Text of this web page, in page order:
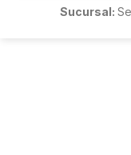
Sucursal: